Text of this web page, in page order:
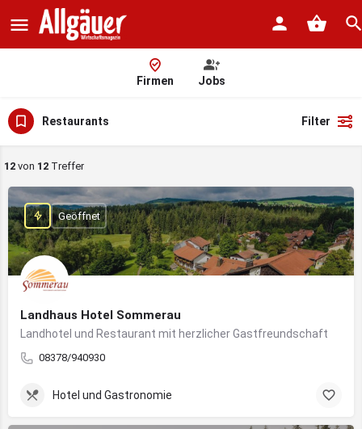
Firmen Jobs
Restaurants Filter
12 von 12 Treffer
Landhaus Hotel Sommerau
Landhotel und Restaurant mit herzlicher Gastfreundschaft
08378/940930
Geöffnet
Hotel und Gastronomie